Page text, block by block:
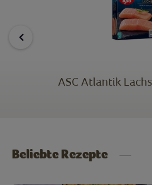
ASC Atlantik
Beliebte Rezepte